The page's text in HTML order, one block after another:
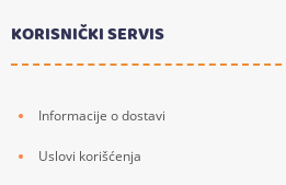
KORISNIČKI SERVIS
Informacije o dostavi
Uslovi korišćenja